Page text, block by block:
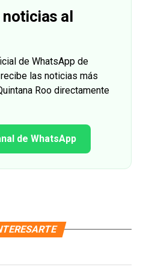
noticias al
de WhatsApp de
las noticias más
Roo directamente
de WhatsApp